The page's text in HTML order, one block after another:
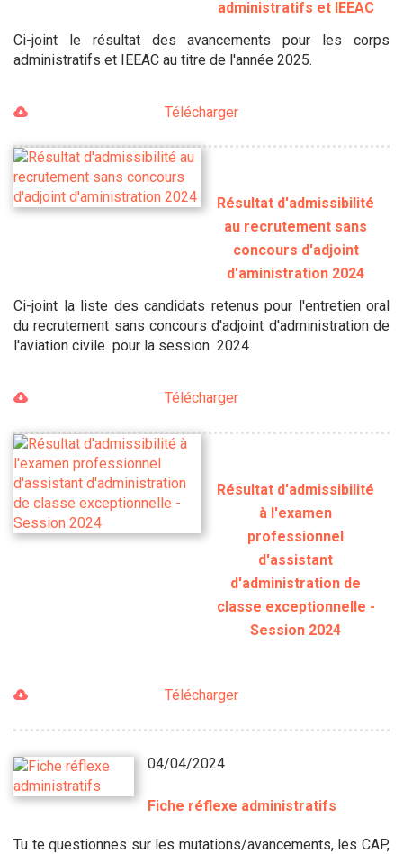
administratifs et IEEAC
Ci-joint le résultat des avancements pour les corps
administratifs et IEEAC au titre de l'année 2025.
Télécharger
Résultat d'admissibilité
au recrutement sans
concours d'adjoint
d'aministration 2024
Ci-joint la liste des candidats retenus pour l'entretien oral
du recrutement sans concours d'adjoint d'administration de
l'aviation civile pour la session 2024.
Télécharger
Résultat d'admissibilité
à l'examen
professionnel
d'assistant
d'administration de
classe exceptionnelle -
Session 2024
Télécharger
04/04/2024
Fiche réflexe administratifs
Tu te questionnes sur les mutations/avancements, les CAP,